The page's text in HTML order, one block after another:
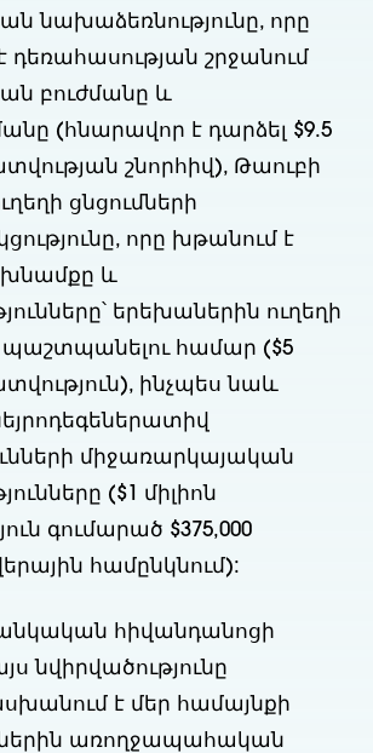
նախաձեռնությունը, որը
դեռահասության շրջանում
բուժմանը և
(հնարավոր է դարձել $9.5
շնորհիվ), Թաուբի
ցնցումների
որը խթանում է
խնամքը և
երեխաներին ուղեղի
պաշտպանելու համար ($5
ինչպես նաև
միջառարկայական
($1 միլիոն
գումարած $375,000
համընկնում):
հիվանդանոցի
նվիրվածությունը
է մեր համայնքի
առողջապահական